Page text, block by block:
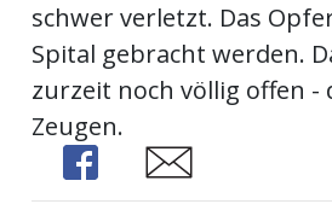
App
schwer verletzt. Das
Spital gebracht werden.
zurzeit noch völlig offen -
Zeugen.
Share
Share